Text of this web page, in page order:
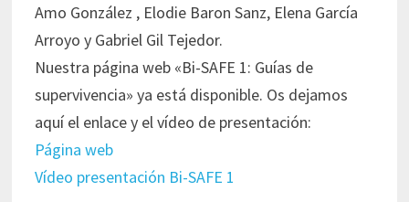
Amo González , Elodie Baron Sanz, Elena García
Arroyo y Gabriel Gil Tejedor.
Nuestra página web «Bi-SAFE 1: Guías de
supervivencia» ya está disponible. Os dejamos
aquí el enlace y el vídeo de presentación:
Página web
Vídeo presentación Bi-SAFE 1